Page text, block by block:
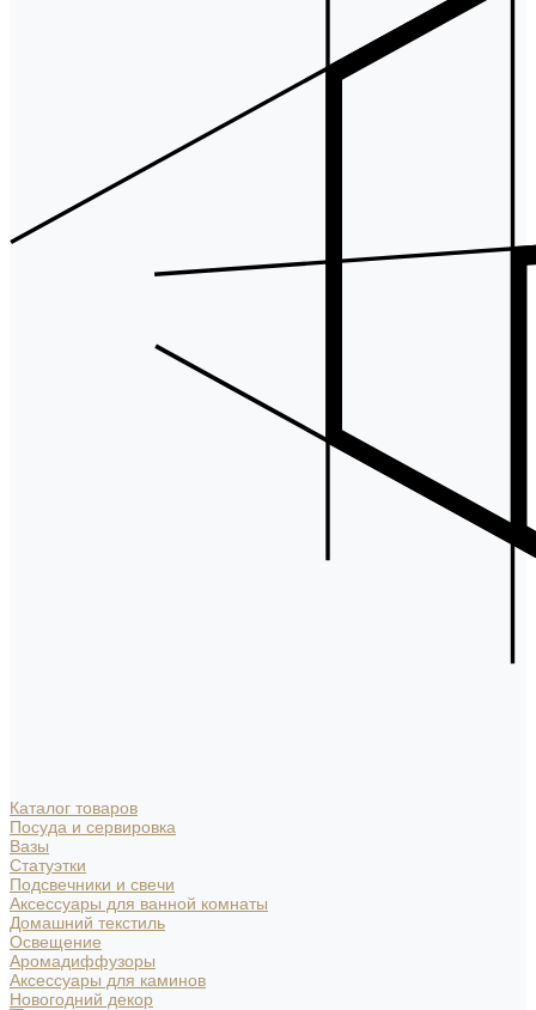
Каталог товаров
Посуда и сервировка
Вазы
Статуэтки
Подсвечники и свечи
Аксессуары для ванной комнаты
Домашний текстиль
Освещение
Аромадиффузоры
Аксессуары для каминов
Новогодний декор